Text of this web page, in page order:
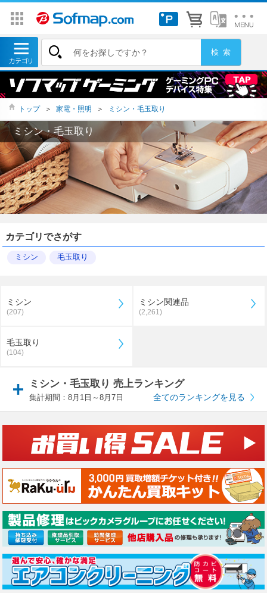
トップ ＞ 家電・照明 ＞ ミシン・毛玉取り
ミシン・毛玉取り
カテゴリでさがす
ミシン 毛玉取り
ミシン
(207)
ミシン関連品
(2,261)
毛玉取り
(104)
ミシン・毛玉取り 売上ランキング
集計期間：8月1日～8月7日 全てのランキングを見る